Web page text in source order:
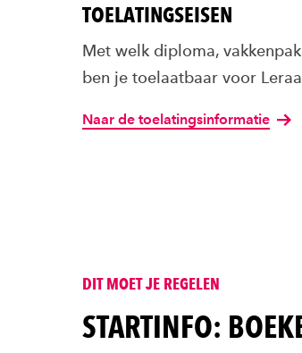
TOELATINGSEISEN
Met welk diploma,
ben je toelaatbaar voor
Naar de toelatingsinformatie
DIT MOET JE REGELEN
STARTINFO: